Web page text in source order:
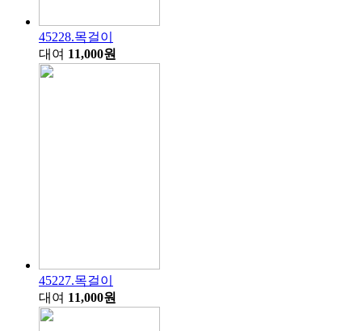
45228.목걸이
대여 11,000원
45227.목걸이
대여 11,000원